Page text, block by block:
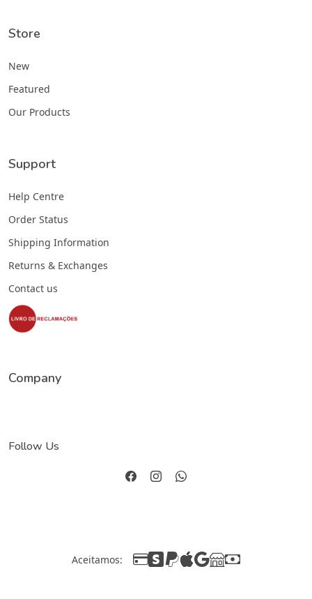
Store
New
Featured
Our Products
Support
Help Centre
Order Status
Shipping Information
Returns & Exchanges
Contact us
Company
Follow Us
Aceitamos: